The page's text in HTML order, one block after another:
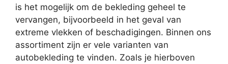
is het mogelijk om de bekleding geheel te
vervangen, bijvoorbeeld in het geval van
extreme vlekken of beschadigingen. Binnen ons
assortiment zijn er vele varianten van
autobekleding te vinden. Zoals je hierboven